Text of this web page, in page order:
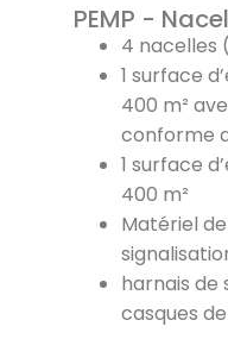
PEMP -
4 nacelles
1 surface
400 m²
conforme
1 surface
400 m²
Matériel
harnais de
casques